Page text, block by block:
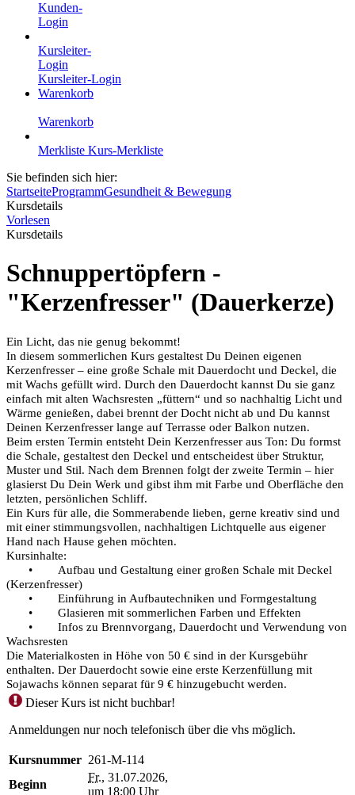
Kunden-
Login
Kursleiter-
Login
Kursleiter-Login
Warenkorb
Warenkorb
Merkliste Kurs-Merkliste
Sie befinden sich hier:
StartseiteProgrammGesundheit & Bewegung
Kursdetails
Vorlesen
Kursdetails
Schnuppertöpfern -
"Kerzenfresser" (Dauerkerze)
Ein Licht, das nie genug bekommt!
In diesem sommerlichen Kurs gestaltest Du Deinen eigenen
Kerzenfresser – eine große Schale mit Dauerdocht und Deckel, die
mit Wachs gefüllt wird. Durch den Dauerdocht kannst Du sie ganz
einfach mit alten Wachsresten „füttern“ und so nachhaltig Licht und
Wärme genießen, dabei brennt der Docht nicht ab und Du kannst
Deinen Kerzenfresser lange auf Terrasse oder Balkon nutzen.
Beim ersten Termin entsteht Dein Kerzenfresser aus Ton: Du formst
die Schale, gestaltest den Deckel und entscheidest über Struktur,
Muster und Stil. Nach dem Brennen folgt der zweite Termin – hier
glasierst Du Dein Werk und gibst ihm mit Farbe und Oberfläche den
letzten, persönlichen Schliff.
Ein Kurs für alle, die Sommerabende lieben, gerne kreativ sind und
mit einer stimmungsvollen, nachhaltigen Lichtquelle aus eigener
Hand nach Hause gehen möchten.
Kursinhalte:
•
Aufbau und Gestaltung einer großen Schale mit Deckel
(Kerzenfresser)
•
Einführung in Aufbautechniken und Formgestaltung
•
Glasieren mit sommerlichen Farben und Effekten
•
Infos zu Brennvorgang, Dauerdocht und Verwendung von
Wachsresten
Die Materialkosten in Höhe von 50 € sind in der Kursgebühr
enthalten. Der Dauerdocht sowie eine erste Kerzenfüllung mit
Sojawachs können separat für 9 € hinzugebucht werden.
Dieser Kurs ist nicht buchbar!
Anmeldungen nur noch telefonisch über die vhs möglich.
Kursnummer 261-M-114
Beginn
Fr., 31.07.2026,
um 18:00 Uhr